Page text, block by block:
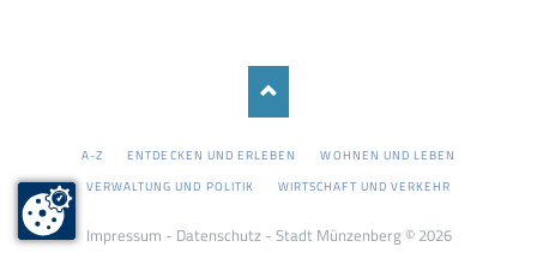
NAVIGATION
A-Z ENTDECKEN UND ERLEBEN
WOHNEN UND LEBEN
VERWALTUNG UND POLITIK
WIRTSCHAFT UND VERKEHR
Impressum - Datenschutz- Stadt Münzenberg © 2026